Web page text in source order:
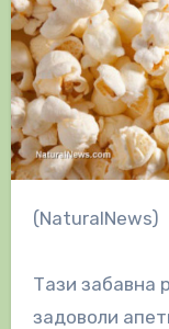
(NaturalNews)
Тази забавна
задоволи